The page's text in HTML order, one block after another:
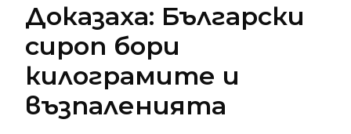
Доказаха: Български
сироп бори
килограмите и
възпаленията